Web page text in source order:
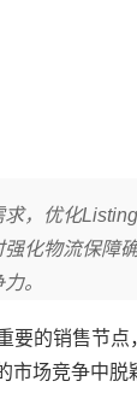
，优化
化物流保障
。
要的销售节
市场竞争中脱